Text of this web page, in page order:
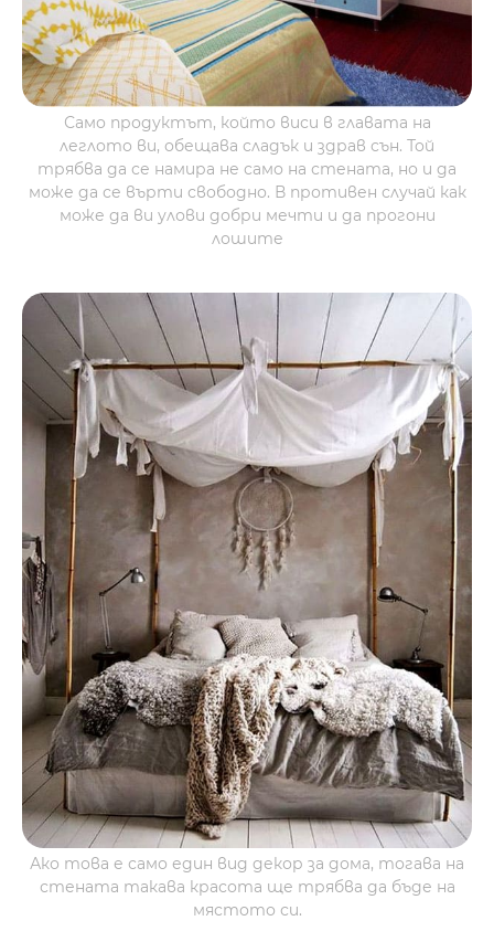
Само продуктът, който виси в главата на
леглото ви, обещава сладък и здрав сън. Той
трябва да се намира не само на стената, но и да
може да се върти свободно. В противен случай как
може да ви улови добри мечти и да прогони
лошите
Ако това е само един вид декор за дома, тогава на
стената такава красота ще трябва да бъде на
мястото си.